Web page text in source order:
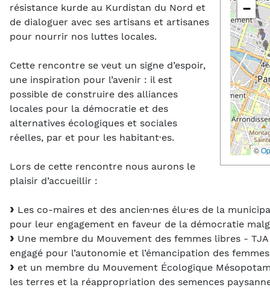
−
©
résistance kurde au Kurdistan du Nord et
de dialoguer avec ses artisans et artisanes
pour nourrir nos luttes locales.
Cette rencontre se veut un signe d’espoir,
une inspiration pour l’avenir : il est
possible de construire des alliances
locales pour la démocratie et des
alternatives écologiques et sociales
réelles, par et pour les habitant·es.
Lors de cette rencontre nous aurons le
plaisir d’accueillir :
Les co-maires et des ancien·nes élu·es de la
pour leur engagement en faveur de la démocratie
Une membre du Mouvement des femmes libres - TJA
engagé pour l’autonomie et l’émancipation des
et un membre du Mouvement Écologique
les terres et la réappropriation des semences